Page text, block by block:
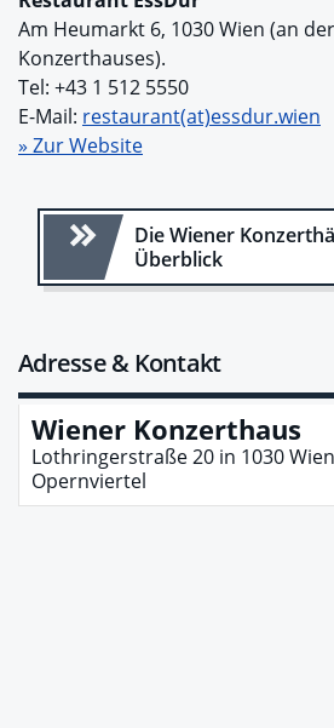
Am Heumarkt 6, 1030 Wien (an
Konzerthauses).
Tel: +43 1 512 5550
E-Mail: restaurant(at)essdur.wien
» Zur Website
Die Wiener
Überblick
Adresse & Kontakt
Wiener Konzerthaus
Lothringerstraße 20 in 1030Wien
Opernviertel